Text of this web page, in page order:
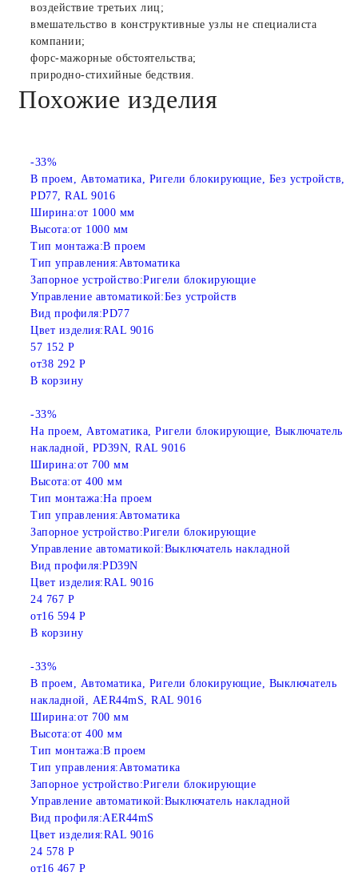
воздействие третьих лиц;
вмешательство в конструктивные узлы не специалиста
компании;
форс-мажорные обстоятельства;
природно-стихийные бедствия.
Похожие изделия
-33%
В проем, Автоматика, Ригели блокирующие, Без устройств,
PD77, RAL 9016
Ширина:от 1000 мм
Высота:от 1000 мм
Тип монтажа:В проем
Тип управления:Автоматика
Запорное устройство:Ригели блокирующие
Управление автоматикой:Без устройств
Вид профиля:PD77
Цвет изделия:RAL 9016
57 152 Р
от38 292 Р
В корзину
-33%
На проем, Автоматика, Ригели блокирующие, Выключатель
накладной, PD39N, RAL 9016
Ширина:от 700 мм
Высота:от 400 мм
Тип монтажа:На проем
Тип управления:Автоматика
Запорное устройство:Ригели блокирующие
Управление автоматикой:Выключатель накладной
Вид профиля:PD39N
Цвет изделия:RAL 9016
24 767 Р
от16 594 Р
В корзину
-33%
В проем, Автоматика, Ригели блокирующие, Выключатель
накладной, AER44mS, RAL 9016
Ширина:от 700 мм
Высота:от 400 мм
Тип монтажа:В проем
Тип управления:Автоматика
Запорное устройство:Ригели блокирующие
Управление автоматикой:Выключатель накладной
Вид профиля:AER44mS
Цвет изделия:RAL 9016
24 578 Р
от16 467 Р